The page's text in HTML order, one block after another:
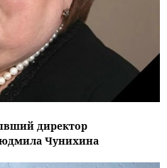
директор
Чунихина